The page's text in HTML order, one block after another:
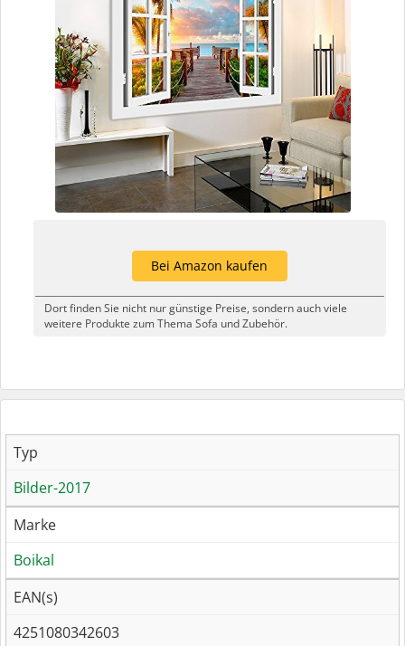
Bei Amazon kaufen
Dort finden Sie nicht nur günstige Preise, sondern auch viele
weitere Produkte zum Thema Sofa und Zubehör.
Typ
Bilder-2017
Marke
Boikal
EAN(s)
4251080342603